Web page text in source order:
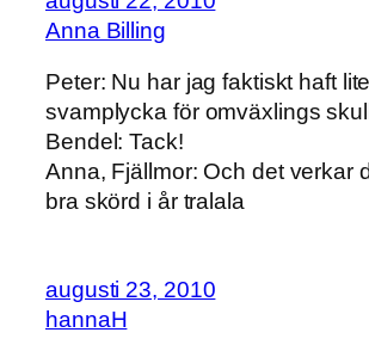
Anna Billing
Peter: Nu har jag faktiskt haft lite
svamplycka för omväxlings
Bendel: Tack!
Anna, Fjällmor: Och det verkar
bra skörd i år tralala
augusti 23, 2010
hannaH